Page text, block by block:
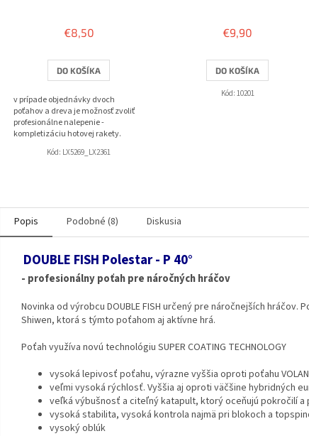
produktu
je
z
5
hviezdičiek.
€8,50
DO KOŠÍKA
v prípade objednávky dvoch
poťahov a dreva je možnosť zvoliť
profesionálne nalepenie -
kompletizáciu hotovej rakety.
Kód: LX5269_LX2361
€9,90
DO KOŠÍKA
Kód: 10201
Popis Podobné (8) Diskusia
DOUBLE FISH Polestar - P 40°
- profesionálny poťah pre náročných hráčov
Novinka od výrobcu DOUBLE FISH určený pre náročnejších
Shiwen, ktorá s týmto poťahom aj aktívne hrá.
Poťah využíva novú technológiu SUPER COATING TECHNOLOGY
vysoká lepivosť poťahu, výrazne vyššia oproti poťahu
veľmi vysoká rýchlosť. Vyššia aj oproti väčšine hybridných
veľká výbušnosť a citeľný katapult, ktorý oceňujú pokročilí a
vysoká stabilita, vysoká kontrola najmä pri blokoch a
vysoký oblúk